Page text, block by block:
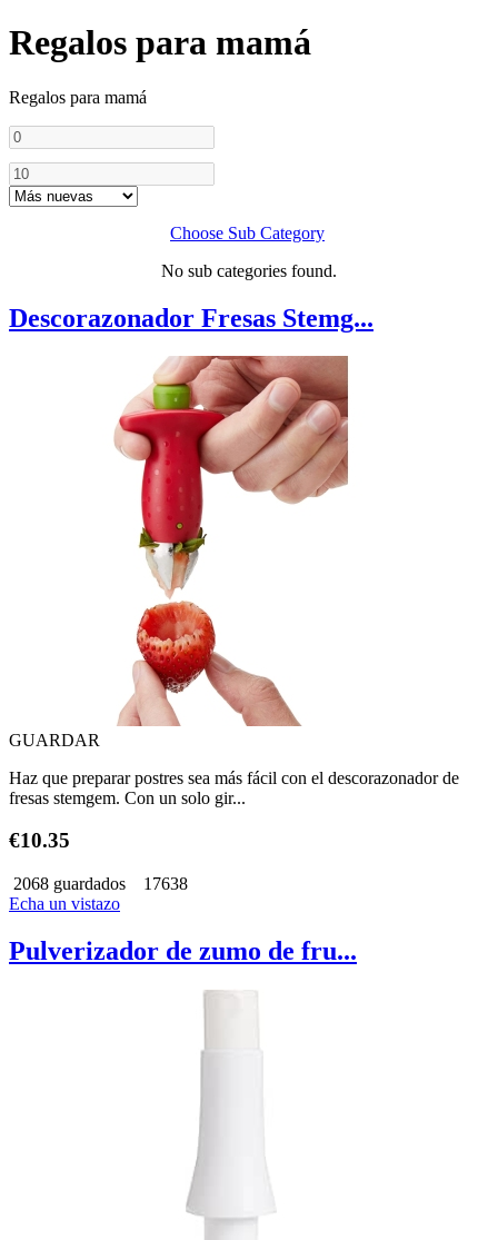
Regalos para mamá
Regalos para mamá
Choose Sub Category
No sub categories found.
Descorazonador Fresas Stemg...
GUARDAR
Haz que preparar postres sea más fácil con el descorazonador de
fresas stemgem. Con un solo gir...
€10.35
2068 guardados
17638
Echa un vistazo
Pulverizador de zumo de fru...